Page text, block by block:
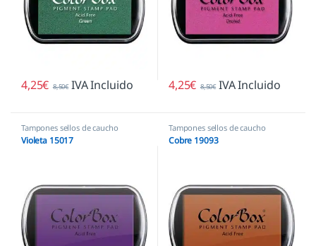
4,25€ 8,50€ IVA Incluido 4,25€ 8,50€ IVA Incluido
Tampones sellos de caucho
Violeta 15017
Tampones sellos de caucho
Cobre 19093